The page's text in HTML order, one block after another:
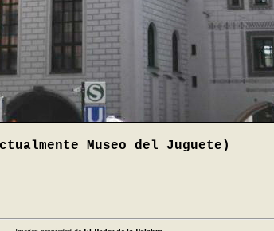
Museo del Juguete)